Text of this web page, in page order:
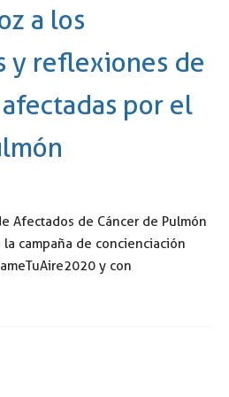
a los
y reflexiones de
por el
Afectados de Cáncer de Pulmón
la campaña de concienciación
y con